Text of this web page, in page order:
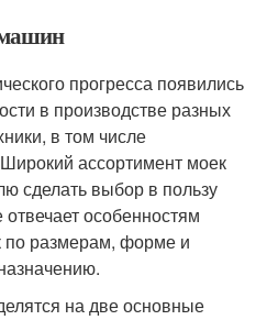
прогресса появились
в производстве разных
в том числе
ассортимент моек
сделать выбор в пользу
особенностям
по размерам, форме и
на две основные